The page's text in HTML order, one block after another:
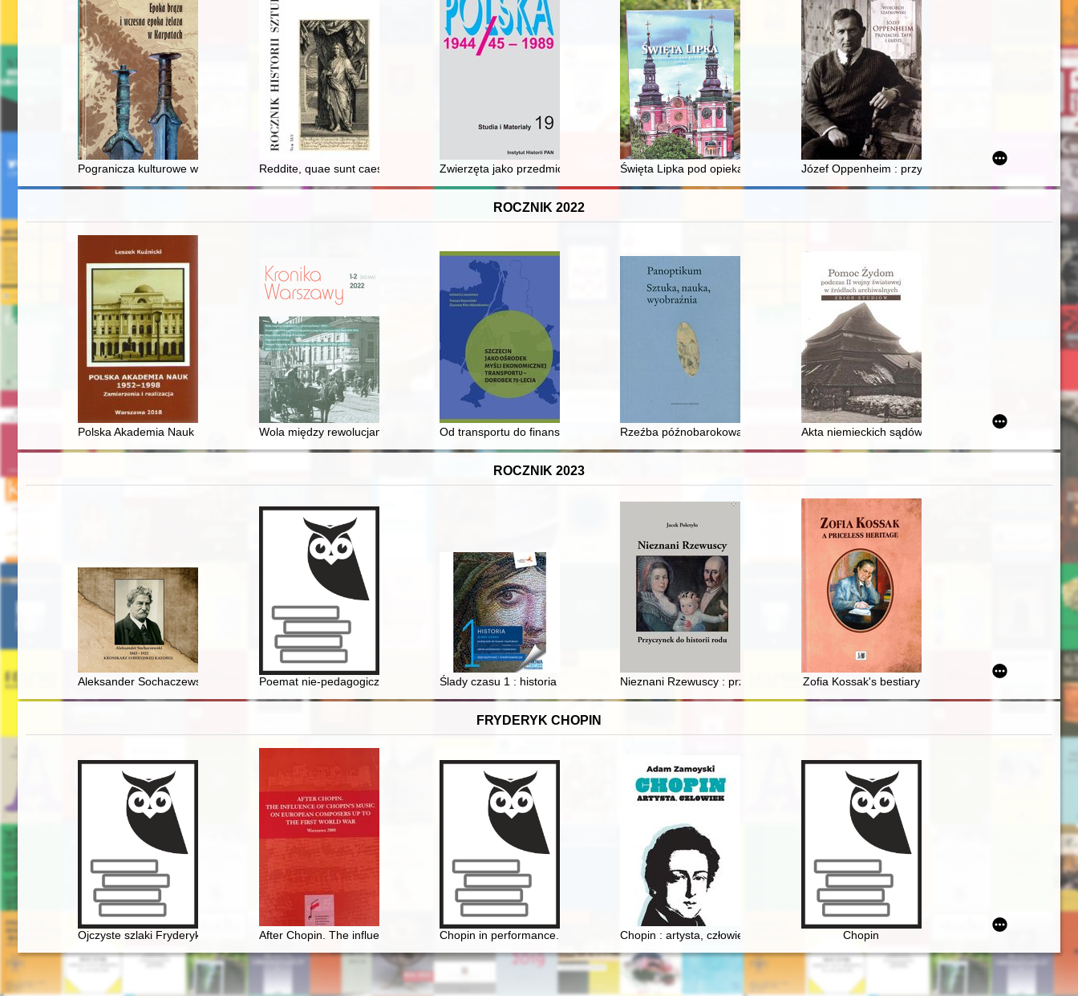
Pogranicza kulturowe w zachodniej części Karpat polskich i na ich przedpolu w początkach epoki brązu
Reddite, quae sunt caesaris, caesari : dekoracje okolicznościowe w spiskich kościołach w listopadzie 1772 roku
Zwierzęta jako przedmiot opresji w Polsce w latach 1945-1970 : w poszukiwaniu głównych pól badawczych
Święta Lipka pod opieką królów polskichJózef Oppenheim : przyjaciel Tatr i ludzi
ROCZNIK 2022
Polska Akademia Nauk 1952-1998 : zamierzenia i realizacjaWola między rewolucjami - przemysłową i 1905 rOd transportu do finansów : dorobek naukowy Profesora Adama Szewczuka
Rzeźba późnobarokowa w przestrzeni publicznej w centralnej Małopolsce : fenomen
Akta niemieckich sądów specjalnych jako źródło do
ROCZNIK 2023
Aleksander Sochaczewski : kronikarz syberyjskiej katorgi : informator wystawy
Poemat nie-pedagogiczny Ślady czasu 1 : historia : podręcznik do liceum i technikum : zakres podstawowy i rozszerzony : starożytność i średniowiecze
Nieznani Rzewuscy : przyczynek do historii rodu
Zofia Kossak's bestiary
FRYDERYK CHOPIN
Ojczyste szlaki Fryderyka Chopina After Chopin. The influence of Chopin's music on European composers up to the first world war
Chopin in performance. History, theory, practiceChopin : artysta, człowiek Chopin